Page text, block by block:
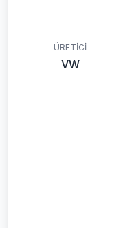
ÜRETICI
VW